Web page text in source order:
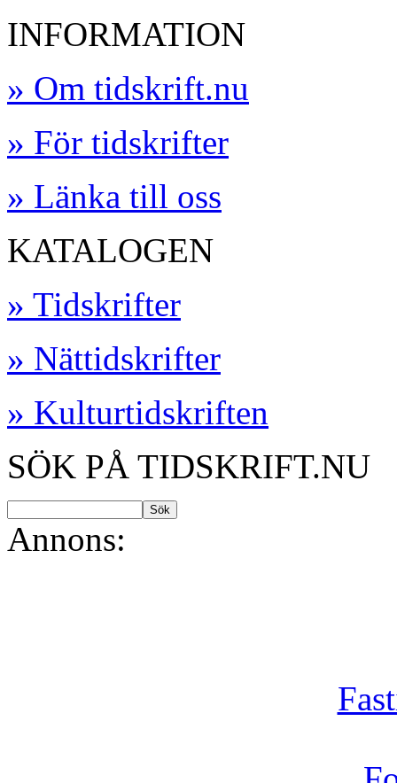
INFORMATION
» Om tidskrift.nu
» För tidskrifter
» Länka till oss
KATALOGEN
» Tidskrifter
» Nättidskrifter
» Kulturtidskriften
SÖK PÅ TIDSKRIFT.NU
Annons: